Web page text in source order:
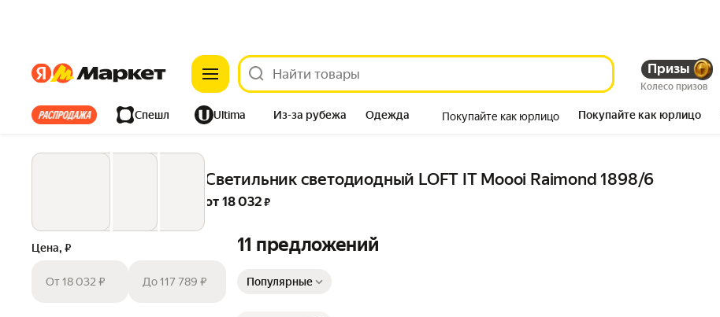
ЯндексЯндекс Призы
Колесо призов
Все хиты Спешл Ultima Из-за рубежа Одежда
Дом Ремонт Детям Красота
Покупайте как юрлицо Покупайте как юрлицо
Светильник светодиодный LOFT IT Moooi Raimond 1898/6
от 18 032 ₽
Цена, ₽
От 18 032 ₽ До 117 789 ₽
11 предложений
Популярные